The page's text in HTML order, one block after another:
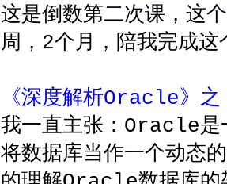
这是倒数第二次课，这
周，2个月，陪我完成
《深度解析Oracle》
我一直主张：Oracle是
将数据库当作一个动态